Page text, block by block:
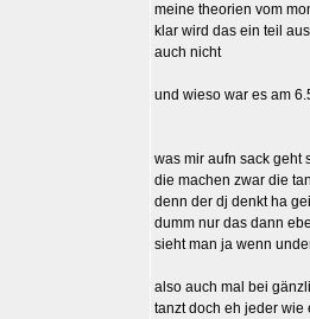
meine theorien vom
klar wird das ein teil
auch nicht
und wieso war es am
was mir aufn sack geht
die machen zwar die
denn der dj denkt ha
dumm nur das dann
sieht man ja wenn
also auch mal bei
tanzt doch eh jeder wie